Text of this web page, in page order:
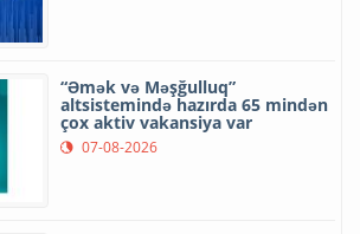
“Əmək və Məşğulluq”
altsistemində hazırda 65 mindən
çox aktiv vakansiya var
07-08-2026